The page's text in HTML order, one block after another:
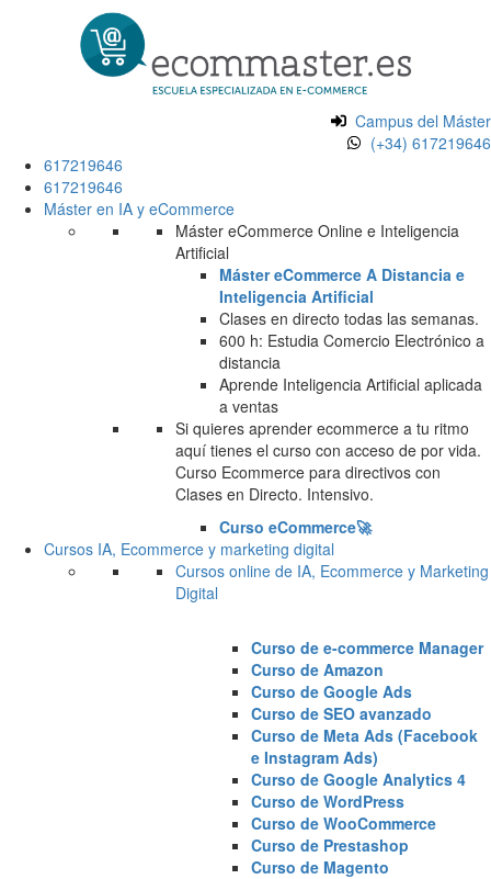
Campus del Máster
(+34) 617219646
617219646
617219646
Máster en IA y eCommerce
Máster eCommerce Online e Inteligencia
Artificial
Máster eCommerce A Distancia e
Inteligencia Artificial
Clases en directo todas las semanas.
600 h: Estudia Comercio Electrónico a
distancia
Aprende Inteligencia Artificial aplicada
a ventas
Si quieres aprender ecommerce a tu ritmo
aquí tienes el curso con acceso de por vida.
Curso Ecommerce para directivos con
Clases en Directo. Intensivo.
Curso eCommerce🚀
Cursos IA, Ecommerce y marketing digital
Cursos online de IA, Ecommerce y Marketing
Digital
Curso de e-commerce Manager
Curso de Amazon
Curso de Google Ads
Curso de SEO avanzado
Curso de Meta Ads (Facebook
e Instagram Ads)
Curso de Google Analytics 4
Curso de WordPress
Curso de WooCommerce
Curso de Prestashop
Curso de Magento